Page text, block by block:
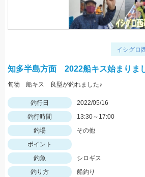
イシグロ
知多半島方面 2022船キス始まりま
旬物 船キス 良型が釣れました♪
釣行日
2022/05/16
釣行時間
13:30～17:00
釣場
その他
ポイント
釣魚
シロギス
釣り方
船釣り